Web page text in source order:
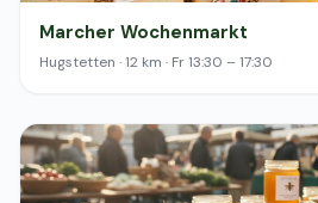
Marcher Wochenmarkt
Hugstetten · 12 km · Fr 13:30 – 17:30